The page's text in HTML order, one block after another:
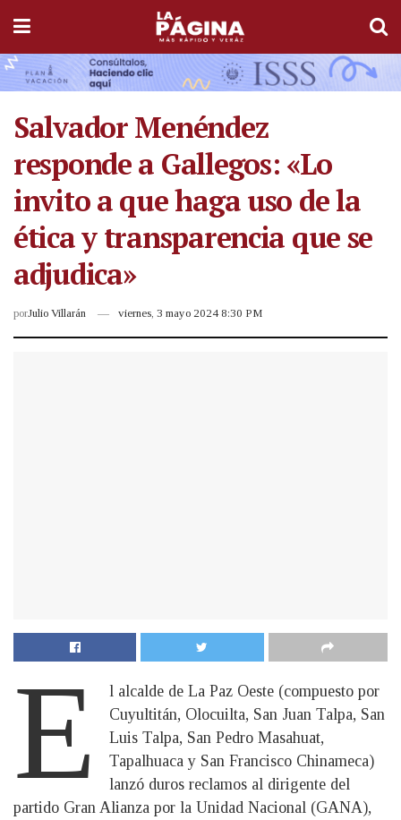
Salvador Menéndez
responde a Gallegos: «Lo
invito a que haga uso de la
ética y transparencia que se
adjudica»
porJulio Villarán viernes, 3 mayo 2024 8:30 PM
E
l alcalde de La Paz Oeste (compuesto por
Cuyultitán, Olocuilta, San Juan Talpa, San
Luis Talpa, San Pedro Masahuat,
Tapalhuaca y San Francisco Chinameca)
lanzó duros reclamos al dirigente del
partido Gran Alianza por la Unidad Nacional (GANA),